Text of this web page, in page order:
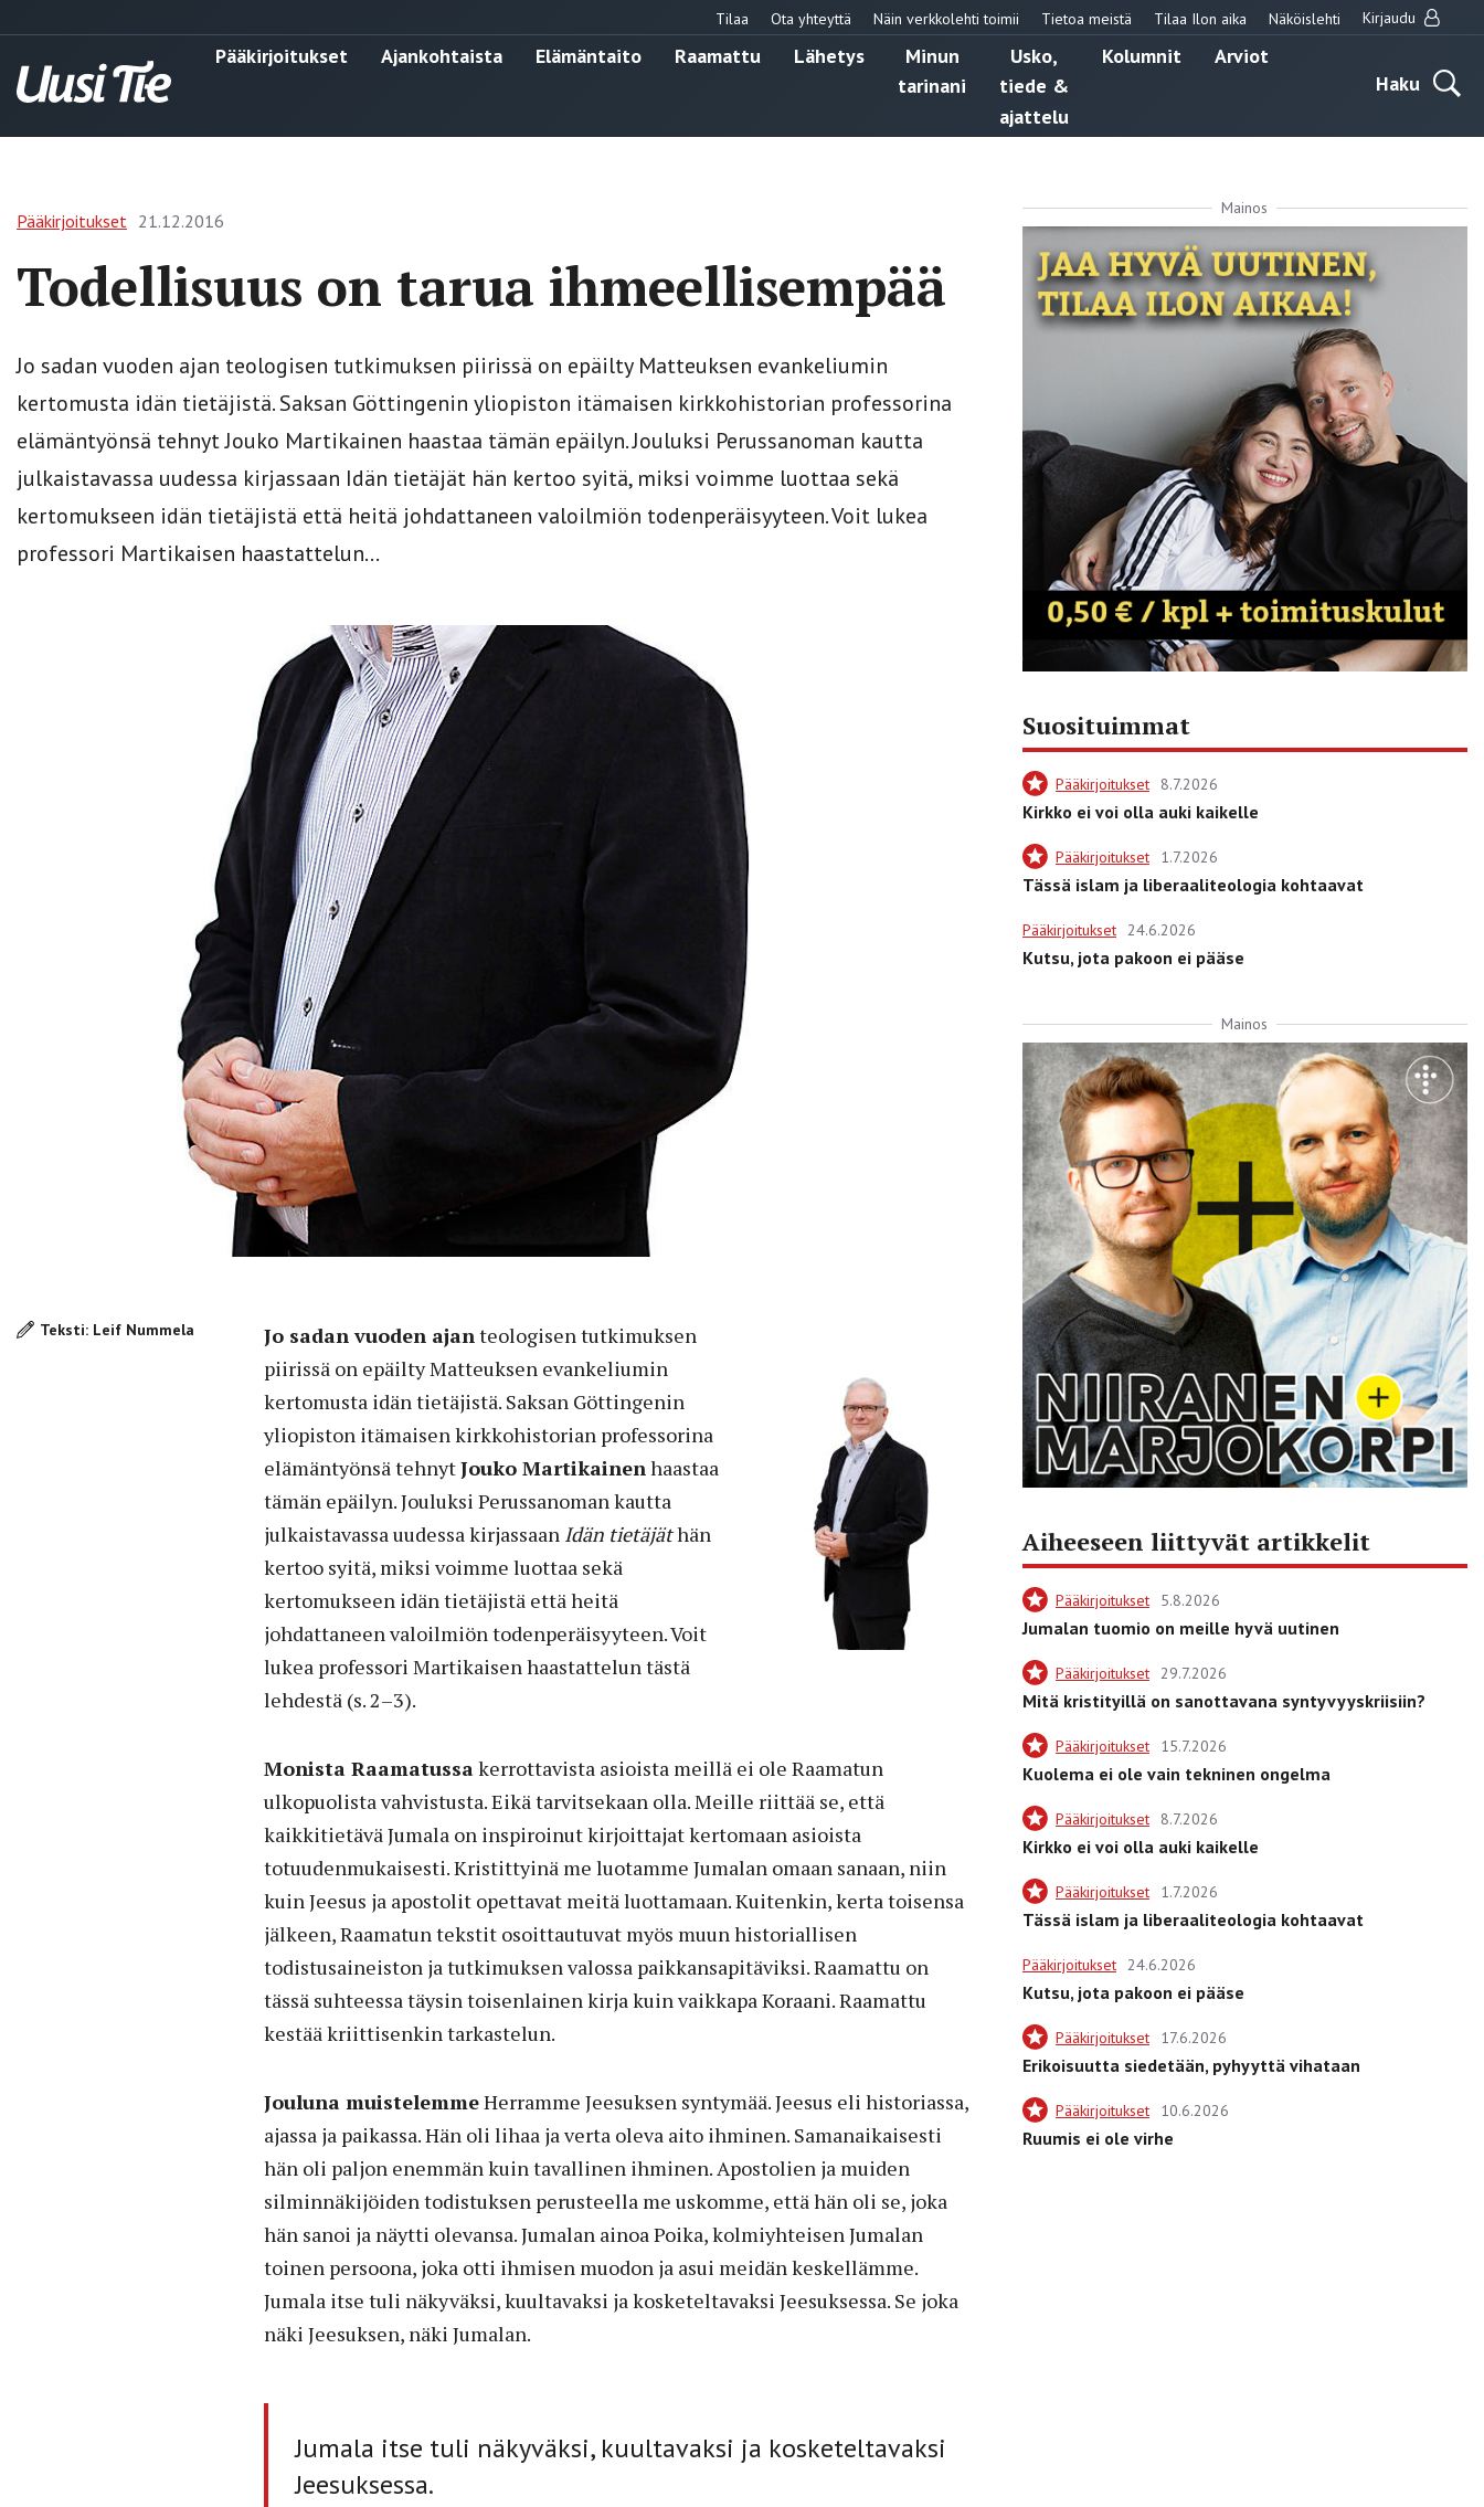
Tilaa Ota yhteyttä Näin verkkolehti toimii Tietoa meistä Tilaa Ilon aika Näköislehti Kirjaudu
Pääkirjoitukset Ajankohtaista Elämäntaito Raamattu Lähetys
Minun
tarinani
Usko,
tiede &
ajattelu
Kolumnit
Arviot
Haku
Pääkirjoitukset 21.12.2016
Todellisuus on tarua ihmeellisempää
Jo sadan vuoden ajan teologisen tutkimuksen piirissä on epäilty Matteuksen evankeliumin
kertomusta idän tietäjistä. Saksan Göttingenin yliopiston itämaisen kirkkohistorian professorina
elämäntyönsä tehnyt Jouko Martikainen haastaa tämän epäilyn. Jouluksi Perussanoman kautta
julkaistavassa uudessa kirjassaan Idän tietäjät hän kertoo syitä, miksi voimme luottaa sekä
kertomukseen idän tietäjistä että heitä johdattaneen valoilmiön todenperäisyyteen. Voit lukea
professori Martikaisen haastattelun...
Teksti: Leif Nummela Jo sadan vuoden ajan teologisen tutkimuksen
piirissä on epäilty Matteuksen evankeliumin
kertomusta idän tietäjistä. Saksan Göttingenin
yliopiston itämaisen kirkkohistorian professorina
elämäntyönsä tehnytJouko Martikainen haastaa
tämän epäilyn. Jouluksi Perussanoman kautta
julkaistavassa uudessa kirjassaan Idän tietäjäthän
kertoo syitä, miksi voimme luottaa sekä
kertomukseen idän tietäjistä että heitä
johdattaneen valoilmiön todenperäisyyteen. Voit
lukea professori Martikaisen haastattelun tästä
lehdestä (s. 2–3).
Monista Raamatussa kerrottavista ­asioista meillä ei ole Raamatun
ulkopuolista vahvistusta. Eikä tarvitsekaan olla. Meille riittää se, että
kaikkitietävä Jumala on inspiroinut kirjoittajat kertomaan asioista
totuudenmukaisesti. Kristittyinä me luotamme Jumalan omaan sanaan, niin
kuin Jeesus ja apostolit opettavat meitä luottamaan. Kuitenkin, kerta toisensa
jälkeen, Raamatun tekstit osoittautuvat myös muun histo­riallisen
todistusaineiston ja tutkimuksen valossa paikkansapitäviksi. Raamattu on
tässä suhteessa täysin toisenlainen kirja kuin vaikkapa Koraani. Raamattu
kestää kriittisenkin tarkastelun.
Jouluna muistelemmeHerramme Jeesuksen syntymää. Jeesus eli historiassa,
ajassa ja paikassa. Hän oli lihaa ja verta oleva aito ihminen. Samanaikaisesti
hän oli paljon enemmän kuin tavallinen ihminen. Apostolien ja muiden
silminnäkijöiden todistuksen perusteella me uskomme, että hän oli se, joka
hän sanoi ja näytti olevansa. Jumalan ainoa Poika, kolmiyhteisen Jumalan
toinen persoona, joka otti ihmisen muodon ja asui meidän keskellämme.
Jumala itse tuli näkyväksi, kuultavaksi ja kosketeltavaksi Jeesuksessa. Se joka
näki Jeesuksen, näki Jumalan.
Jumala itse tuli näkyväksi, kuultavaksi ja kosketeltavaksi
Jeesuksessa.
Mainos
Suosituimmat
Pääkirjoitukset 8.7.2026
Kirkko ei voi olla auki kaikelle
Pääkirjoitukset 1.7.2026
Tässä islam ja liberaaliteologia kohtaavat
Pääkirjoitukset 24.6.2026
Kutsu, jota pakoon ei pääse
Mainos
Aiheeseen liittyvät artikkelit
Pääkirjoitukset 5.8.2026
Jumalan tuomio on meille hyvä uutinen
Pääkirjoitukset 29.7.2026
Mitä kristityillä on sanottavana syntyvyyskriisiin?
Pääkirjoitukset 15.7.2026
Kuolema ei ole vain tekninen ongelma
Pääkirjoitukset 8.7.2026
Kirkko ei voi olla auki kaikelle
Pääkirjoitukset 1.7.2026
Tässä islam ja liberaaliteologia kohtaavat
Pääkirjoitukset 24.6.2026
Kutsu, jota pakoon ei pääse
Pääkirjoitukset 17.6.2026
Erikoisuutta siedetään, pyhyyttä vihataan
Pääkirjoitukset 10.6.2026
Ruumis ei ole virhe